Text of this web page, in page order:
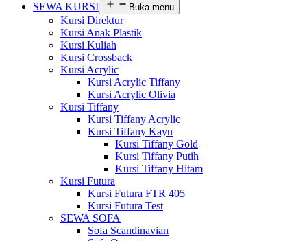
SEWA KURSI
Buka menu
Kursi Direktur
Kursi Anak Plastik
Kursi Kuliah
Kursi Crossback
Kursi Acrylic
Kursi Acrylic Tiffany
Kursi Acrylic Olivia
Kursi Tiffany
Kursi Tiffany Acrylic
Kursi Tiffany Kayu
Kursi Tiffany Gold
Kursi Tiffany Putih
Kursi Tiffany Hitam
Kursi Futura
Kursi Futura FTR 405
Kursi Futura Test
SEWA SOFA
Sofa Scandinavian